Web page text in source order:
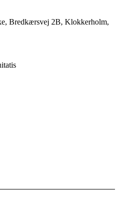
Bredkærsvej 2B, Klokkerholm,